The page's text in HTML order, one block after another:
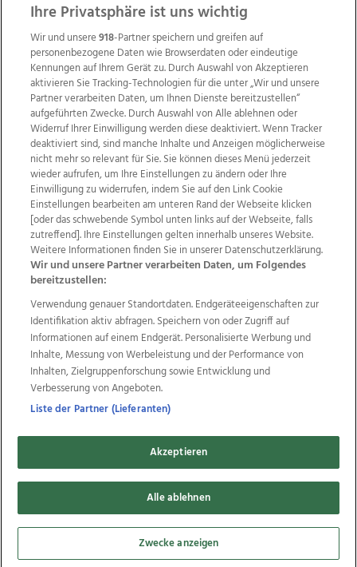
Wir über uns Mediadaten Kontakt
Jobs
Datenschutz
Impressum
AGB Anzeigekunden
AGB Website
Ehrenkodex Politische Werbung
Weitere Angebote des Medienhauses Wimmer
TV1 di-mog-i.at OÖNow
Ischler Woche
Life Radio
OÖNachrichten
OÖN Immobilien
OÖN Karriere
OÖN Reise
Promenaden Galerien
Regionaljobs
wasistlos.at
Copyrights © 2026 Tips Zeitungs GmbH & Co KG
developed by11x11.net
Cookie Einstellungen bearbeiten
Ihre Privatsphäre ist uns wichtig
Wir und unsere918-Partner speichern und greifen auf
personenbezogene Daten wie Browserdaten oder eindeutige
Kennungen auf Ihrem Gerät zu. Durch Auswahl von Akzeptieren
aktivieren Sie Tracking-Technologien für die unter „Wir und unsere
Partner verarbeiten Daten, um Ihnen Dienste bereitzustellen“
aufgeführten Zwecke. Durch Auswahl von Alle ablehnen oder
Widerruf Ihrer Einwilligung werden diese deaktiviert. Wenn Tracker
deaktiviert sind, sind manche Inhalte und Anzeigen möglicherweise
nicht mehr so relevant für Sie. Sie können dieses Menü jederzeit
wieder aufrufen, um Ihre Einstellungen zu ändern oder Ihre
Einwilligung zu widerrufen, indem Sie auf den Link Cookie
Einstellungen bearbeiten am unteren Rand der Webseite klicken
[oder das schwebende Symbol unten links auf der Webseite, falls
zutreffend]. Ihre Einstellungen gelten innerhalb unseres Website.
Weitere Informationen finden Sie in unserer Datenschutzerklärung.
Wir und unsere Partner verarbeiten Daten, um Folgendes
bereitzustellen:
Verwendung genauer Standortdaten. Endgeräteeigenschaften zur
Identifikation aktiv abfragen. Speichern von oder Zugriff auf
Informationen auf einem Endgerät. Personalisierte Werbung und
Inhalte, Messung von Werbeleistung und der Performance von
Inhalten, Zielgruppenforschung sowie Entwicklung und
Verbesserung von Angeboten.
Liste der Partner (Lieferanten)
Akzeptieren
Alle ablehnen
Zwecke anzeigen